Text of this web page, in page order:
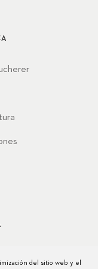
del sitio web y el